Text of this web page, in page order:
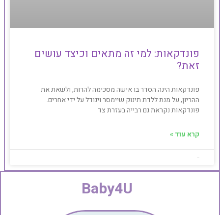
פונדקאות: למי זה מתאים וכיצד עושים
זאת?
פונדקאות הינה הסדר בו אישה מסכימה להרות, ולשאת את
ההריון, על מנת ללדת תינוק שיימסר ויגודל על ידי אחרים.
פונדקאות נקראת גם רבייה בעזרת צד
קרא עוד »
Baby4U